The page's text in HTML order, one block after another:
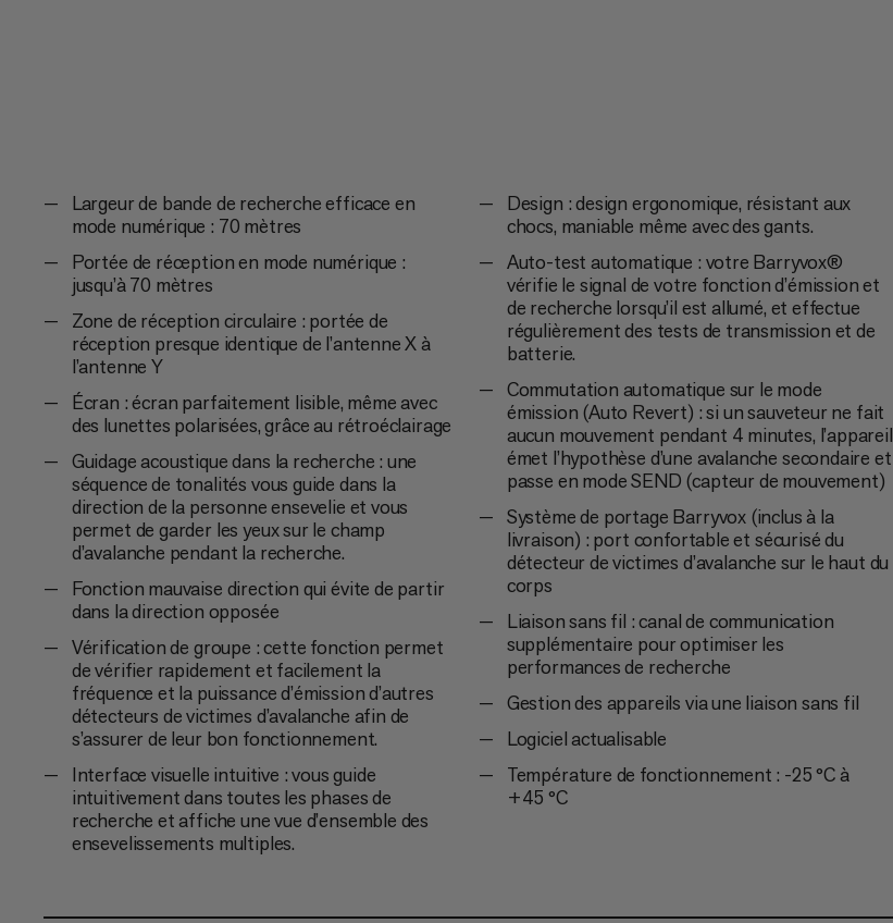
Largeur de bande de recherche efficace en
mode numérique : 70 mètres
Portée de réception en mode numérique :
jusqu’à 70 mètres
Zone de réception circulaire : portée de
réception presque identique de l’antenne X à
l’antenne Y
Écran : écran parfaitement lisible, même avec
des lunettes polarisées, grâce au rétroéclairage
Guidage acoustique dans la recherche : une
séquence de tonalités vous guide dans la
direction de la personne ensevelie et vous
permet de garder les yeux sur le champ
d’avalanche pendant la recherche.
Fonction mauvaise direction qui évite de partir
dans la direction opposée
Vérification de groupe : cette fonction permet
de vérifier rapidement et facilement la
fréquence et la puissance d’émission d’autres
détecteurs de victimes d’avalanche afin de
s’assurer de leur bon fonctionnement.
Interface visuelle intuitive : vous guide
intuitivement dans toutes les phases de
recherche et affiche une vue d’ensemble des
ensevelissements multiples.
Design : design ergonomique, résistant aux
chocs, maniable même avec des gants.
Auto-test automatique : votre Barryvox®
vérifie le signal de votre fonction d’émission et
de recherche lorsqu’il est allumé, et effectue
régulièrement des tests de transmission et de
batterie.
Commutation automatique sur le mode
émission (Auto Revert) : si un sauveteur ne fait
aucun mouvement pendant 4 minutes, l’appareil
émet l’hypothèse d’une avalanche secondaire et
passe en mode SEND (capteur de mouvement)
Système de portage Barryvox (inclus à la
livraison) : port confortable et sécurisé du
détecteur de victimes d’avalanche sur le haut du
corps
Liaison sans fil : canal de communication
supplémentaire pour optimiser les
performances de recherche
Gestion des appareils via une liaison sans fil
Logiciel actualisable
Température de fonctionnement : -25 °C à
+45 °C